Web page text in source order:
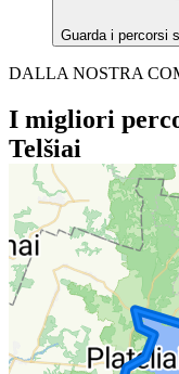
Guarda i percorsi
DALLA NOSTRA
I migliori
Telšiai